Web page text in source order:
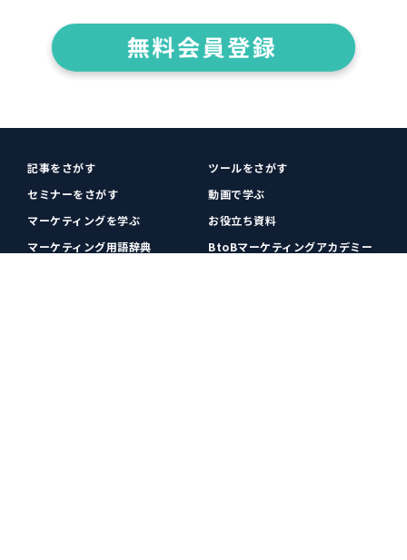
記事をさがす
ツールをさがす
セミナーをさがす
動画で学ぶ
マーケティングを学ぶ
お役立ち資料
マーケティング用語辞典
BtoBマーケティングアカデミー